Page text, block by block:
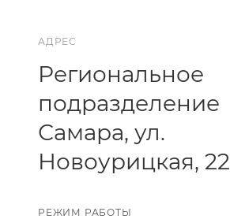
АДРЕС
Региональное
подразделение
Самара, ул.
Новоурицкая, 22
РЕЖИМ РАБОТЫ